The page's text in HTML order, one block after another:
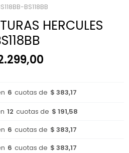
BS118BB
HERCULES
6 cuotas de $ 383,17
12 cuotas de $ 191,58
6 cuotas de $ 383,17
6 cuotas de $ 383,17